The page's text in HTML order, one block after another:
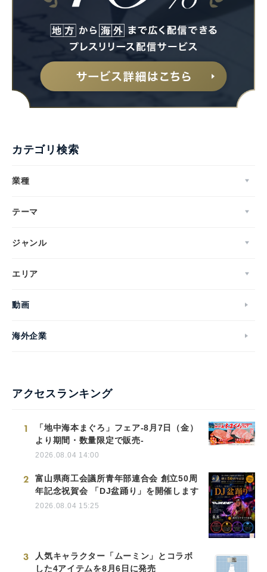
カテゴリ検索
業種
テーマ
ジャンル
エリア
動画
海外企業
アクセスランキング
1
「地中海本まぐろ」フェア-8月7日（金）
より期間・数量限定で販売-
2026.08.04 14:00
2
富山県商工会議所青年部連合会 創立50周
年記念祝賀会 「DJ盆踊り」を開催します
2026.08.04 15:25
3
人気キャラクター「ムーミン」とコラボ
した4アイテムを8月6日に発売